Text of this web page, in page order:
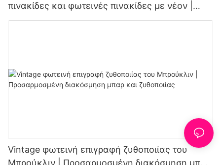
πινακίδες και φωτεινές πινακίδες με νέον |
Προμηθευτής φώτων νέον για καφετέριες
Vintage φωτεινή επιγραφή ζυθοποιίας του
Μπρούκλιν | Προσαρμοσμένη διακόσμηση μπαρ